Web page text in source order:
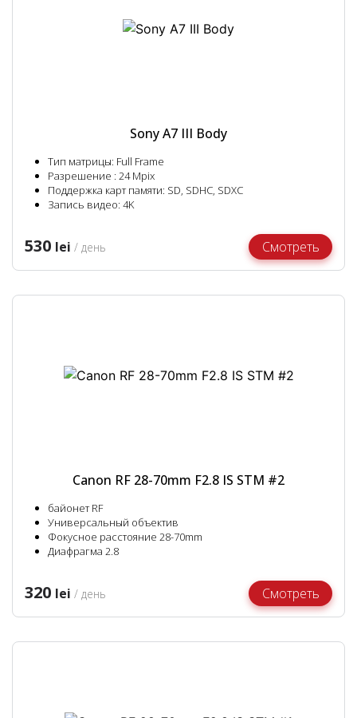
Sony A7 III Body
Тип матрицы: Full Frame
Разрешение : 24 Mpix
Поддержка карт памяти: SD, SDHC, SDXC
Запись видео: 4K
530 lei / день Смотреть
Canon RF 28-70mm F2.8 IS STM #2
байонет RF
Универсальный объектив
Фокусное расстояние 28-70mm
Диафрагма 2.8
320 lei / день Смотреть